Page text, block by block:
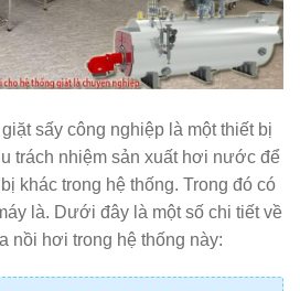
sấy công nghiệp là một thiết bị
trách nhiệm sản xuất hơi nước để
khác trong hệ thống. Trong đó có
là. Dưới đây là một số chi tiết về
nồi hơi trong hệ thống này: